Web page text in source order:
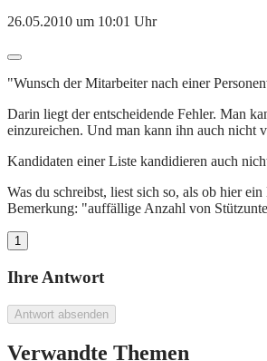
26.05.2010 um 10:01 Uhr
"Wunsch der Mitarbeiter nach einer
Darin liegt der entscheidende Fehler. Man
einzureichen. Und man kann ihn auch nicht
Kandidaten einer Liste kandidieren auch
Was du schreibst, liest sich so, als ob hier
Bemerkung: "auffällige Anzahl von
1
Ihre Antwort
Antwort absenden
Verwandte Themen